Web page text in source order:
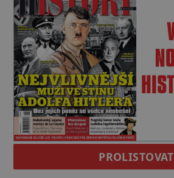
PROLISTOVAT